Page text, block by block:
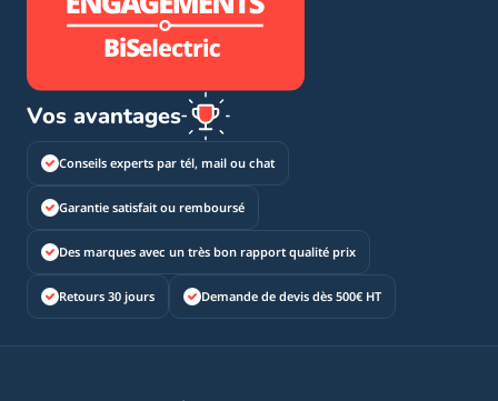
Vos avantages
Conseils experts par tél, mail ou chat
Garantie satisfait ou remboursé
Des marques avec un très bon rapport qualité prix
Retours 30 jours Demande de devis dès 500€ HT